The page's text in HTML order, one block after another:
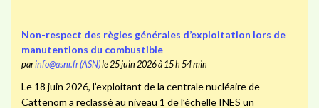
Non-respect des règles générales d’exploitation lors de
manutentions du combustible
parinfo@asnr.fr (ASN)le 25 juin 2026 à 15 h 54 min
Le 18 juin 2026, l’exploitant de la centrale nucléaire de
Cattenom a reclassé au niveau 1 de l’échelle INES un